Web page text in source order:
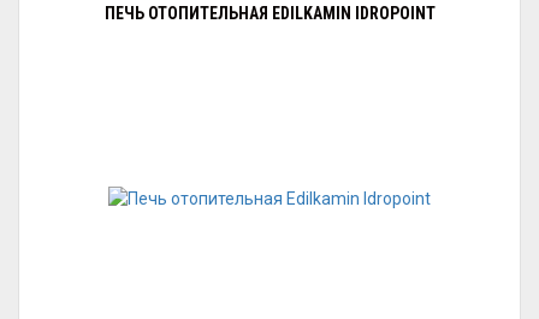
ПЕЧЬ ОТОПИТЕЛЬНАЯ EDILKAMIN IDROPOINT